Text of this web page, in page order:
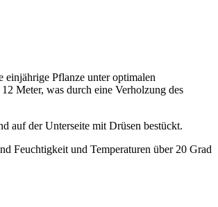
Pflanze unter optimalen
Meter, was durch eine Verholzung des
auf der Unterseite mit Drüsen bestückt.
Feuchtigkeit und Temperaturen über 20 Grad